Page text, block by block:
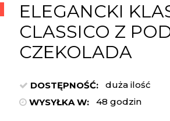
ELEGANCKI
CLASSICO Z
CZEKOLADA
DOSTĘPNOŚĆ:
duża ilość
WYSYŁKA W:
48 godzin